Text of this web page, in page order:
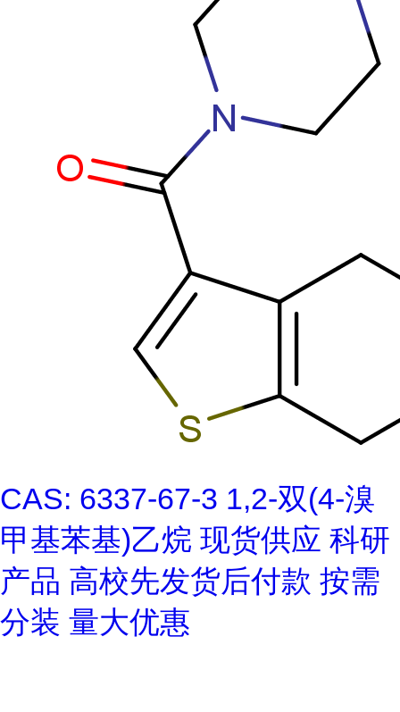
CAS: 6337-67-3 1,2-双(4-溴
甲基苯基)乙烷 现货供应 科研
产品 高校先发货后付款 按需
分装 量大优惠